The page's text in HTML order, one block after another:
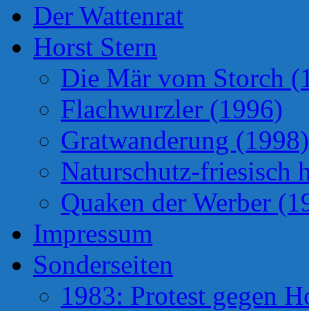
Der Wattenrat
Horst Stern
Die Mär vom Storch
Flachwurzler (1996)
Gratwanderung (1998)
Naturschutz-friesisch
Quaken der Werber
Impressum
Sonderseiten
1983: Protest gegen